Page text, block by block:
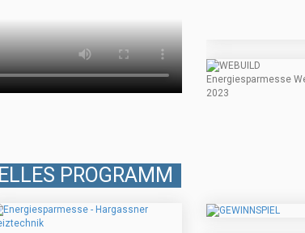
PROGRAMM